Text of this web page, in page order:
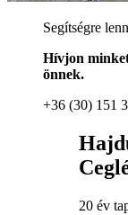
Segítségre
Hívjon
önnek.
+36 (30) 151
20 év